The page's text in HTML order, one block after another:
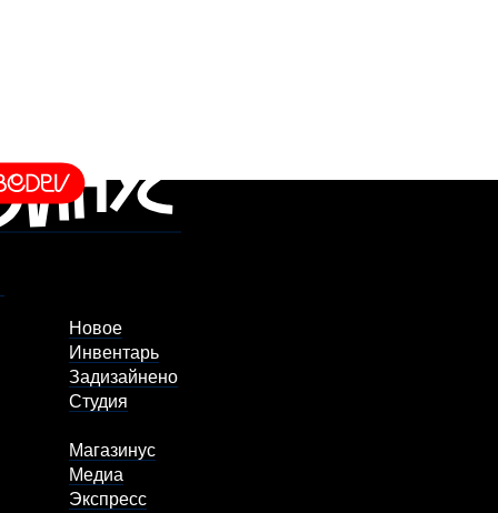
Новое
Инвентарь
Задизайнено
Студия
Магазинус
Медиа
Экспресс